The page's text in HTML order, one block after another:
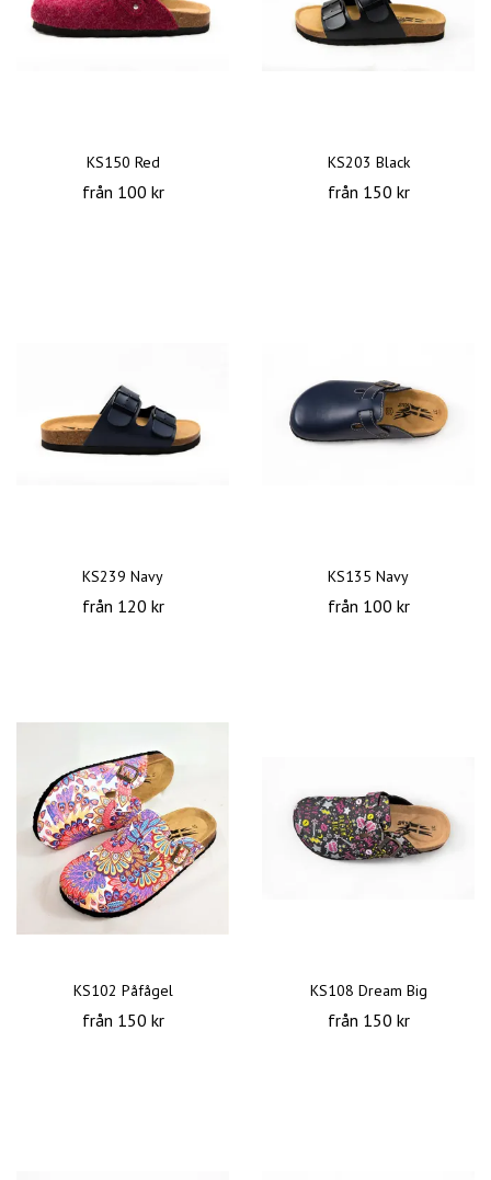
KS150 Red
från 100 kr
KS203 Black
från 150 kr
KS239 Navy
från 120 kr
KS135 Navy
från 100 kr
KS102 Påfågel
från 150 kr
KS108 Dream Big
från 150 kr